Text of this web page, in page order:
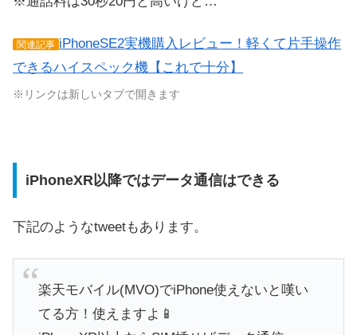
関連記事 iPhoneSE2実機購入レビュー！軽くて片手操作
できるハイスペック機【これで十分】
※リンクは新しいタブで開きます
iPhoneXR以降ではデータ通信はできる
下記のようなtweetもあります。
楽天モバイル(MVO)でiPhone使えないと嘆い
てる方！使えますよ📱